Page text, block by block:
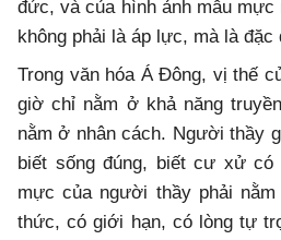
đức, và của hình ảnh mẫu
không phải là áp lực, mà là đặc
Trong văn hóa Á Đông, vị thế
giờ chỉ nằm ở khả năng
nằm ở nhân cách. Người thầy
biết sống đúng, biết cư xử
mực của người thầy phải
thức, có giới hạn, có lòng tự